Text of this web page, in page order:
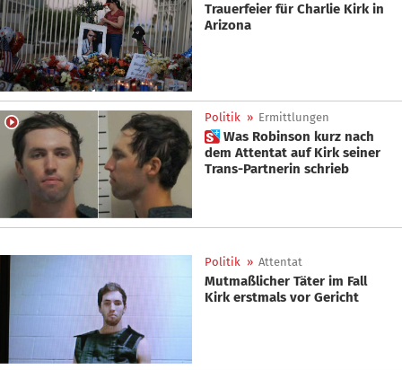
Trauerfeier für Charlie Kirk in
Arizona
Politik » Ermittlungen
 Was Robinson kurz nach
dem Attentat auf Kirk seiner
Trans-Partnerin schrieb
Politik » Attentat
Mutmaßlicher Täter im Fall
Kirk erstmals vor Gericht